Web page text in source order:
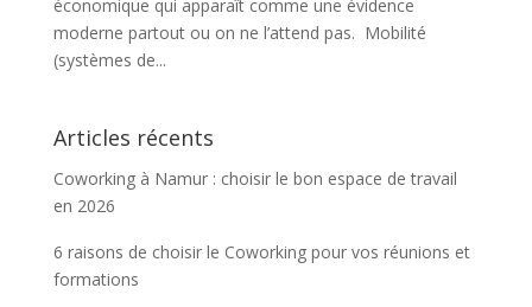
économique qui apparaît comme une évidence
moderne partout ou on ne l’attend pas. Mobilité
(systèmes de...
Articles récents
Coworking à Namur : choisir le bon espace de travail
en 2026
6 raisons de choisir le Coworking pour vos réunions et
formations